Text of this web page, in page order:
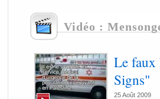
Vidéo :
Le faux
Signs"
25 Août 2009